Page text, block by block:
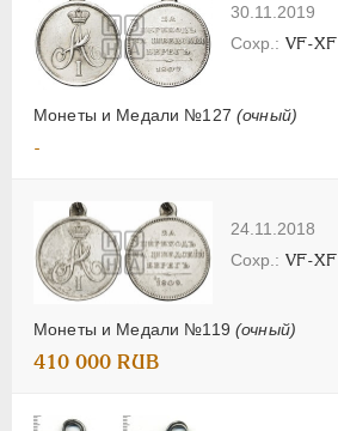
30.11.2019
Монеты и Медали №127 (очный)
VF-XF
-
24.11.2018
Монеты и Медали №119 (очный)
VF-XF
410 000 RUB